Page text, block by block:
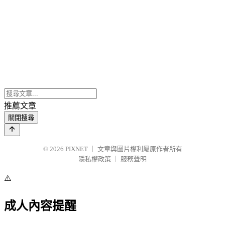
推薦文章
關閉搜尋
© 2026 PIXNET
文章與圖片權利屬原作者所有
隱私權政策
服務聲明
⚠️
成人內容提醒